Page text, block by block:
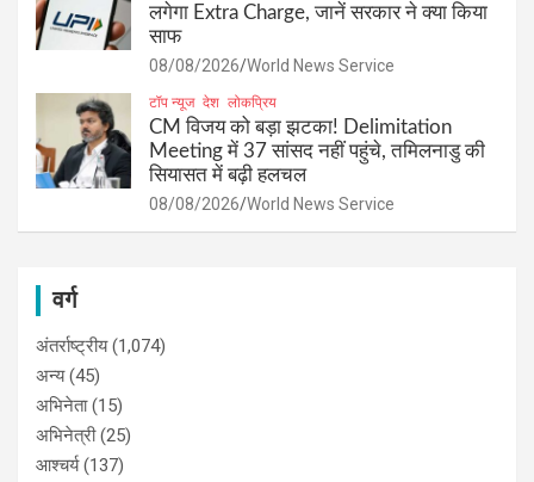
लगेगा Extra Charge, जानें सरकार ने क्या किया
साफ
08/08/2026 World News Service
टॉप न्यूज देश लोकप्रिय
CM विजय को बड़ा झटका! Delimitation
Meeting में 37 सांसद नहीं पहुंचे, तमिलनाडु की
सियासत में बढ़ी हलचल
08/08/2026 World News Service
वर्ग
अंतर्राष्ट्रीय(1,074)
अन्य(45)
अभिनेता(15)
अभिनेत्री(25)
आश्चर्य(137)